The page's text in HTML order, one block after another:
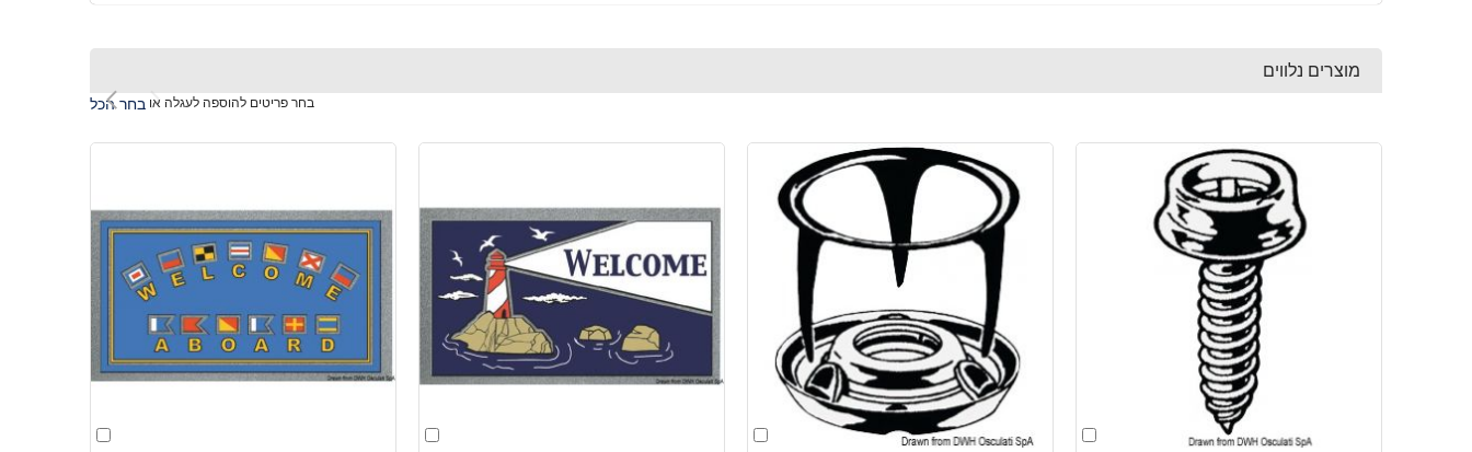
מוצרים נלווים
בחר פריטים להוספה לעגלה או בחר הכל
הוסף
הוסף
הוסף
הוסף